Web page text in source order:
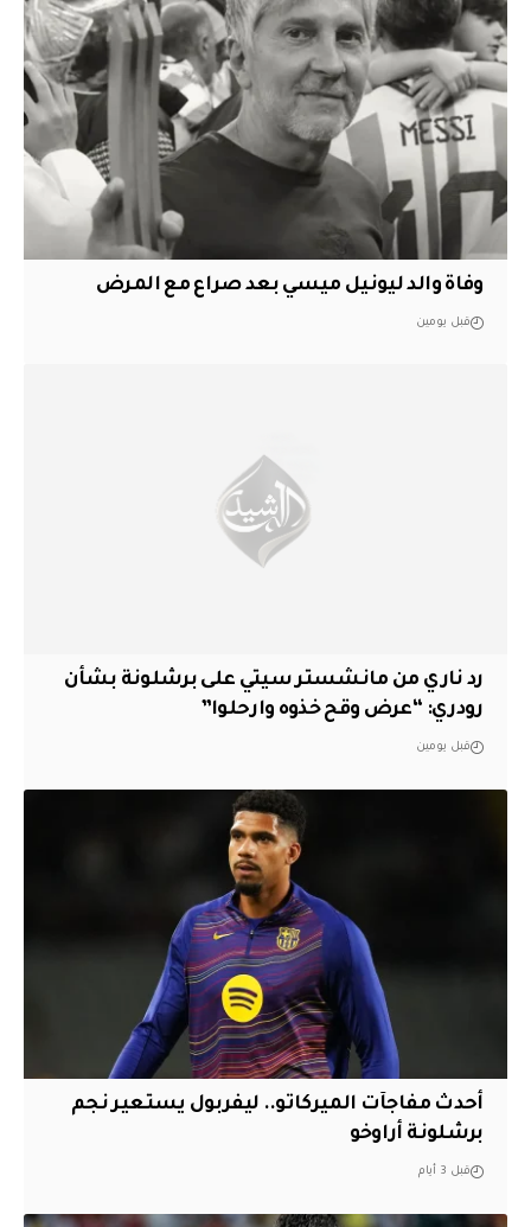
وفاة والد ليونيل ميسي بعد صراع مع المرض
قبل يومين
رد ناري من مانشستر سيتي على برشلونة بشأن
رودري: “عرض وقح خذوه وارحلوا”
قبل يومين
أحدث مفاجآت الميركاتو.. ليفربول يستعير نجم
برشلونة أراوخو
قبل 3 أيام